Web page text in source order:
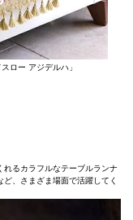
ロー アジデルハ」
れるカラフルなテーブルランナ
、さまざま場面で活躍してく